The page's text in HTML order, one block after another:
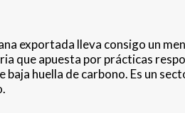
exportada lleva consigo un
que apuesta por prácticas
baja huella de carbono. Es un